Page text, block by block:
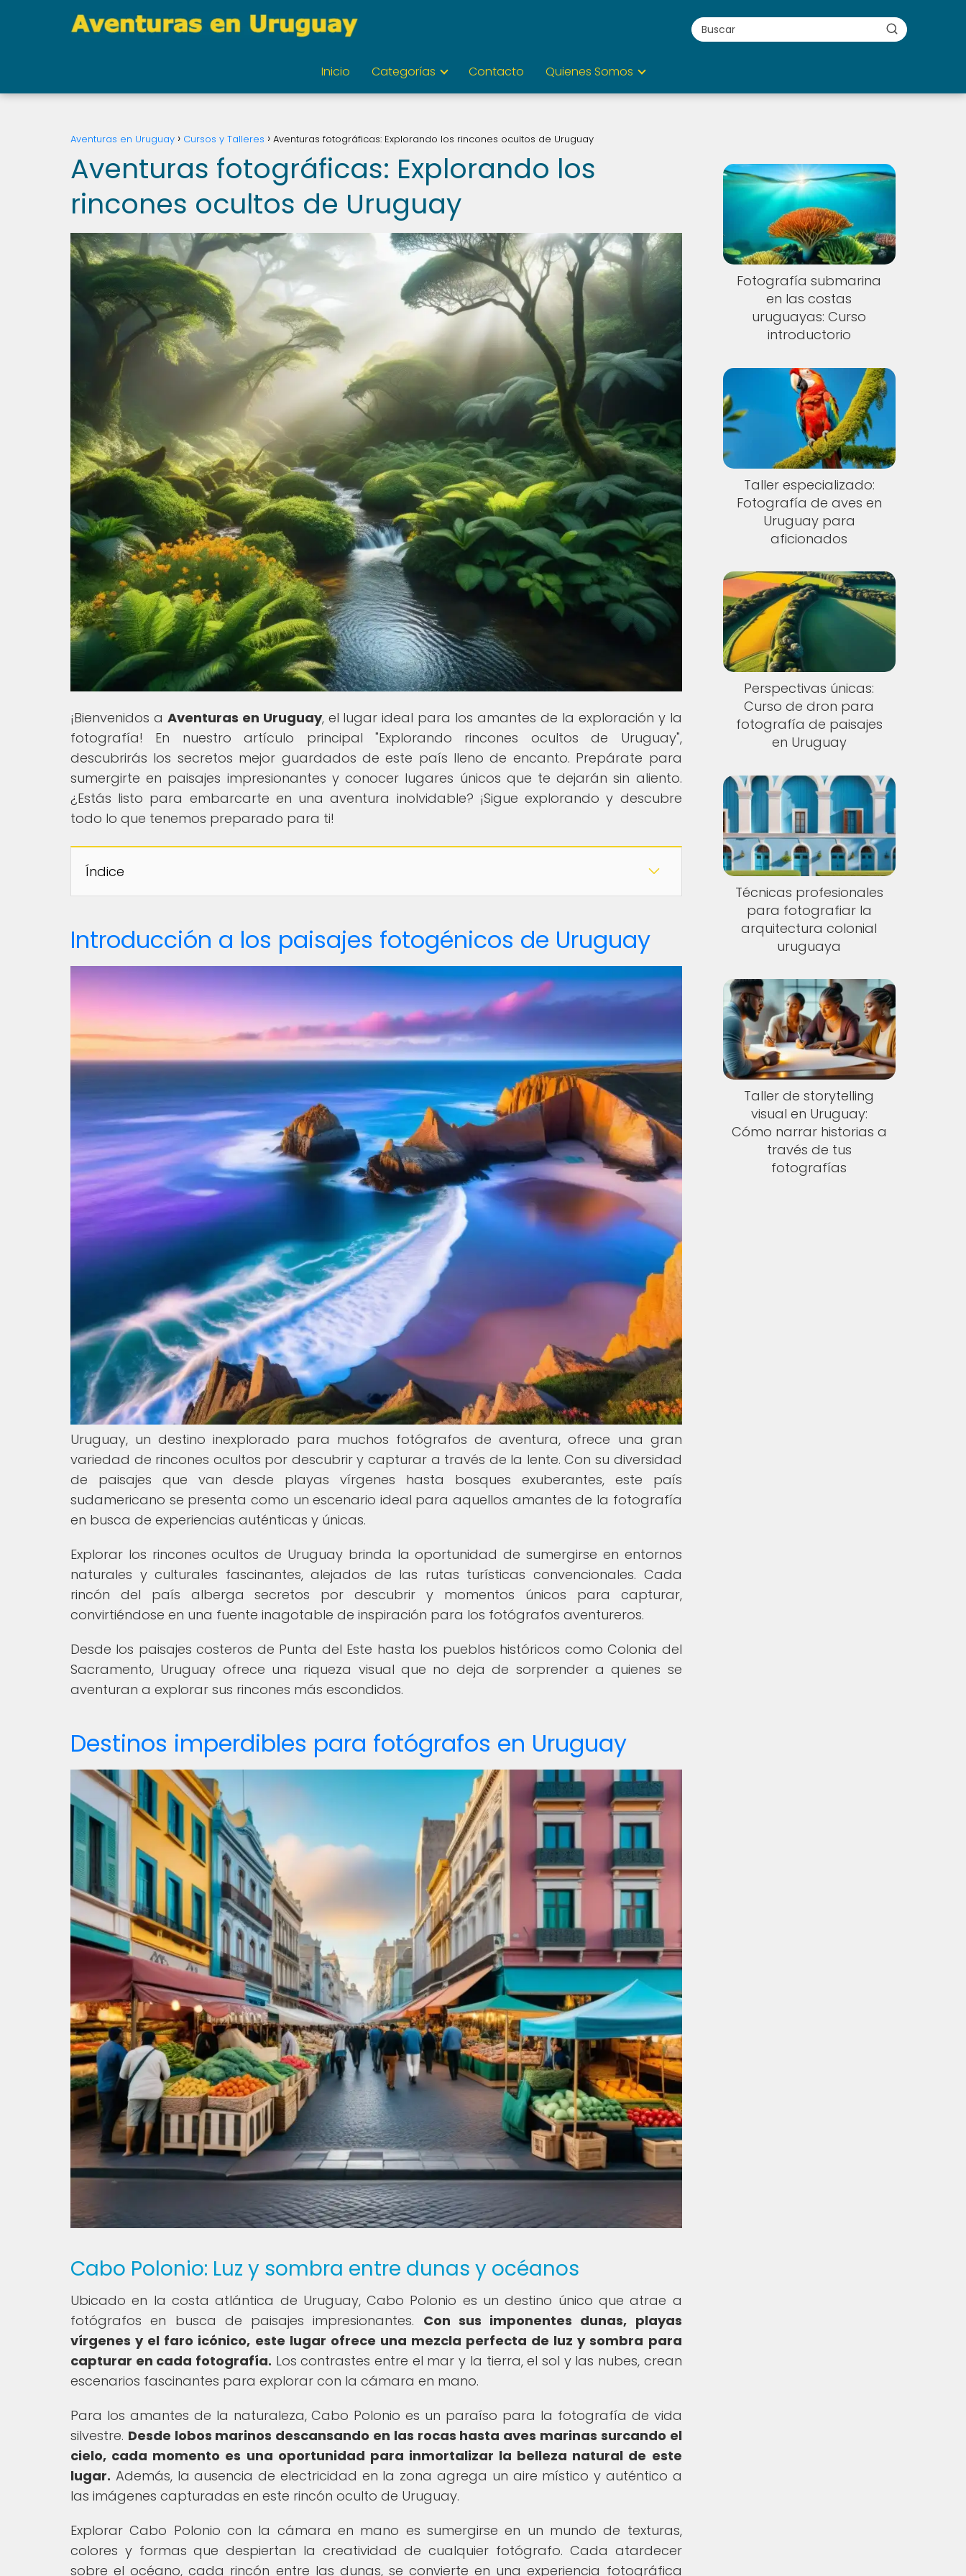
Inicio Categorías Contacto Quienes Somos
Aventuras en Uruguay Cursos y Talleres Aventuras fotográficas: Explorando los rincones ocultos de Uruguay
Aventuras fotográficas: Explorando los
rincones ocultos de Uruguay
¡Bienvenidos a Aventuras en Uruguay, el lugar ideal para los amantes de la exploración y la
fotografía! En nuestro artículo principal "Explorando rincones ocultos de Uruguay",
descubrirás los secretos mejor guardados de este país lleno de encanto. Prepárate para
sumergirte en paisajes impresionantes y conocer lugares únicos que te dejarán sin aliento.
¿Estás listo para embarcarte en una aventura inolvidable? ¡Sigue explorando y descubre
todo lo que tenemos preparado para ti!
Índice
Introducción a los paisajes fotogénicos de Uruguay
Uruguay, un destino inexplorado para muchos fotógrafos de aventura, ofrece una gran
variedad de rincones ocultos por descubrir y capturar a través de la lente. Con su diversidad
de paisajes que van desde playas vírgenes hasta bosques exuberantes, este país
sudamericano se presenta como un escenario ideal para aquellos amantes de la fotografía
en busca de experiencias auténticas y únicas.
Explorar los rincones ocultos de Uruguay brinda la oportunidad de sumergirse en entornos
naturales y culturales fascinantes, alejados de las rutas turísticas convencionales. Cada
rincón del país alberga secretos por descubrir y momentos únicos para capturar,
convirtiéndose en una fuente inagotable de inspiración para los fotógrafos aventureros.
Desde los paisajes costeros de Punta del Este hasta los pueblos históricos como Colonia del
Sacramento, Uruguay ofrece una riqueza visual que no deja de sorprender a quienes se
aventuran a explorar sus rincones más escondidos.
Destinos imperdibles para fotógrafos en Uruguay
Cabo Polonio: Luz y sombra entre dunas y océanos
Ubicado en la costa atlántica de Uruguay, Cabo Polonio es un destino único que atrae a
fotógrafos en busca de paisajes impresionantes. Con sus imponentes dunas, playas
vírgenes y el faro icónico, este lugar ofrece una mezcla perfecta de luz y sombra para
capturar en cada fotografía. Los contrastes entre el mar y la tierra, el sol y las nubes, crean
escenarios fascinantes para explorar con la cámara en mano.
Para los amantes de la naturaleza, Cabo Polonio es un paraíso para la fotografía de vida
silvestre. Desde lobos marinos descansando en las rocas hasta aves marinas surcando el
cielo, cada momento es una oportunidad para inmortalizar la belleza natural de este
lugar. Además, la ausencia de electricidad en la zona agrega un aire místico y auténtico a
las imágenes capturadas en este rincón oculto de Uruguay.
Explorar Cabo Polonio con la cámara en mano es sumergirse en un mundo de texturas,
colores y formas que despiertan la creatividad de cualquier fotógrafo. Cada atardecer
sobre el océano, cada rincón entre las dunas, se convierte en una experiencia fotográfica
Fotografía submarina
en las costas
uruguayas: Curso
introductorio
Taller especializado:
Fotografía de aves en
Uruguay para
aficionados
Perspectivas únicas:
Curso de dron para
fotografía de paisajes
en Uruguay
Técnicas profesionales
para fotografiar la
arquitectura colonial
uruguaya
Taller de storytelling
visual en Uruguay:
Cómo narrar historias a
través de tus
fotografías